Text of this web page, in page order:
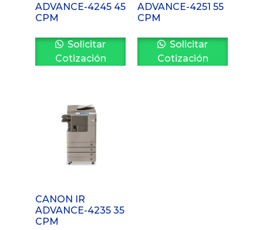
ADVANCE-4245 45
CPM
Solicitar
Cotización
ADVANCE-4251 55
CPM
Solicitar
Cotización
CANON IR
ADVANCE-4235 35
CPM